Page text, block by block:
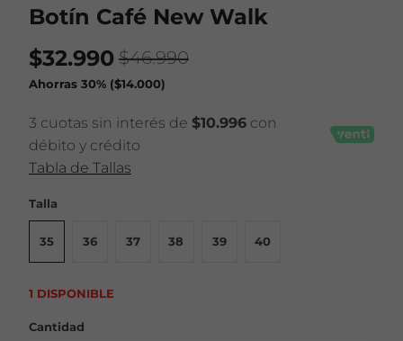
Botín Café New Walk
$32.990 $46.990
Ahorras 30% ($14.000)
3 cuotas sin interés de $10.996con
débito y crédito
Tabla de Tallas
Talla
35 36 37 38 39 40
1 DISPONIBLE
Cantidad